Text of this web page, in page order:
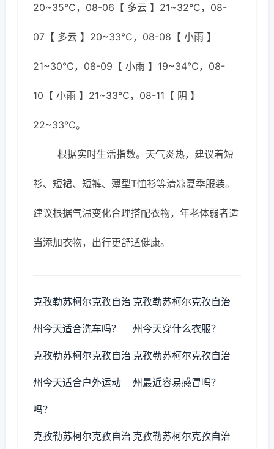
20~35℃，08-06【 多云 】21~32℃，08-
07【 多云 】20~33℃，08-08【 小雨 】
21~30℃，08-09【 小雨 】19~34℃，08-
10【 小雨 】21~33℃，08-11【 阴 】
22~33℃。
根据实时生活指数。天气炎热，建议着短
衫、短裙、短裤、薄型T恤衫等清凉夏季服装。
建议根据气温变化合理搭配衣物，年老体弱者适
当添加衣物，出行更舒适健康。
克孜勒苏柯尔克孜自治
州今天适合洗车吗？
克孜勒苏柯尔克孜自治
州今天穿什么衣服？
克孜勒苏柯尔克孜自治
州今天适合户外运动
吗？
克孜勒苏柯尔克孜自治
州最近容易感冒吗？
克孜勒苏柯尔克孜自治 克孜勒苏柯尔克孜自治